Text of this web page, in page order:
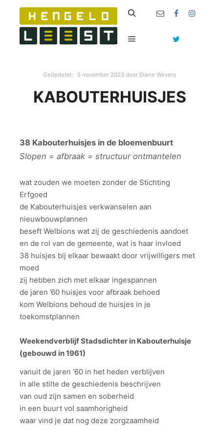
Geüpdatet: 5 november 2023 door Diane Wevers
KABOUTERHUISJES
38 Kabouterhuisjes in de bloemenbuurt
Slopen = afbraak = structuur ontmantelen
wat zouden we moeten zonder de Stichting
Erfgoed
de Kabouterhuisjes verkwanselen aan
nieuwbouwplannen
beseft Welbions wat zij de geschiedenis aandoet
en de rol van de gemeente, wat is haar invloed
38 huisjes bij elkaar bewaakt door vrijwilligers met
moed
zij hebben zich met elkaar ingespannen
de jaren ’60 huisjes voor afbraak behoed
kom Welbions behoud de huisjes in je
toekomstplannen
Weekendverblijf Stadsdichter in Kabouterhuisje
(gebouwd in 1961)
vanuit de jaren ‘60 in het heden verblijven
in alle stilte de geschiedenis beschrijven
van oud zijn samen en soberheid
in een buurt vol saamhorigheid
waar vind je dat nog deze zorgzaamheid